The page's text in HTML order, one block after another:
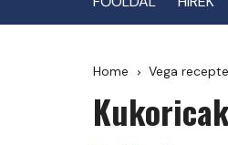
Home Vega